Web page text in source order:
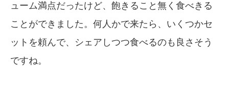
ューム満点だったけど、飽きること無く食べきる
ことができました。何人かで来たら、いくつかセ
ットを頼んで、シェアしつつ食べるのも良さそう
ですね。